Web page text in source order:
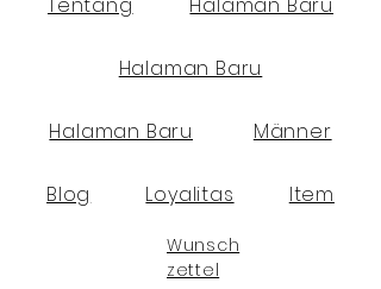
Halaman Baru
Halaman Baru Männer
Blog Loyalitas Item
Wunsch
zettel